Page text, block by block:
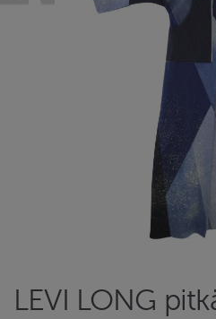
LEVI LONG